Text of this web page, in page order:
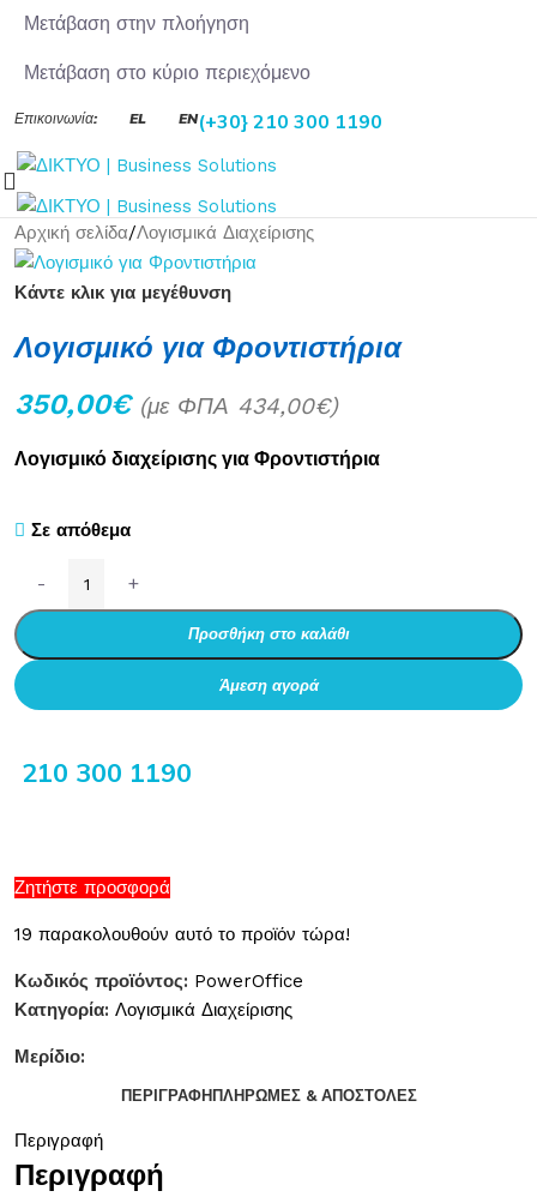
Μετάβαση στην πλοήγηση
Μετάβαση στο κύριο περιεχόμενο
Επικοινωνία: EL EN(+30} 210 300 1190
Αρχική σελίδα/Λογισμικά Διαχείρισης
Κάντε κλικ για μεγέθυνση
Λογισμικό για Φροντιστήρια
350,00€ (με ΦΠΑ 434,00€)
Λογισμικό διαχείρισης για Φροντιστήρια
Σε απόθεμα
- +
Προσθήκη στο καλάθι
Άμεση αγορά
210 300 1190
Ζητήστε προσφορά
19 παρακολουθούν αυτό το προϊόν τώρα!
Κωδικός προϊόντος: PowerOffice
Κατηγορία: Λογισμικά Διαχείρισης
Μερίδιο:
ΠΕΡΙΓΡΑΦΉ ΠΛΗΡΩΜΈΣ & ΑΠΟΣΤΟΛΈΣ
Περιγραφή
Περιγραφή